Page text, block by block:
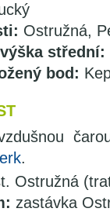
Ostružná,
střední:
bod:
.
Ostružná
zastávka